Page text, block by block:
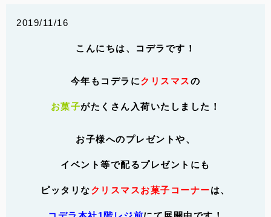
2019/11/16
こんにちは、コデラです！
今年もコデラにクリスマスの
お菓子がたくさん入荷いたしました！
お子様へのプレゼントや、
イベント等で配るプレゼントにも
ピッタリなクリスマスお菓子コーナーは、